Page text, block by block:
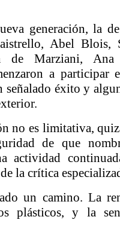
generación, la
Abel Blois,
de Marziani,
a participar
señalado éxito y
no es limitativa,
de que
actividad
la crítica
un camino. La
plásticos, y la